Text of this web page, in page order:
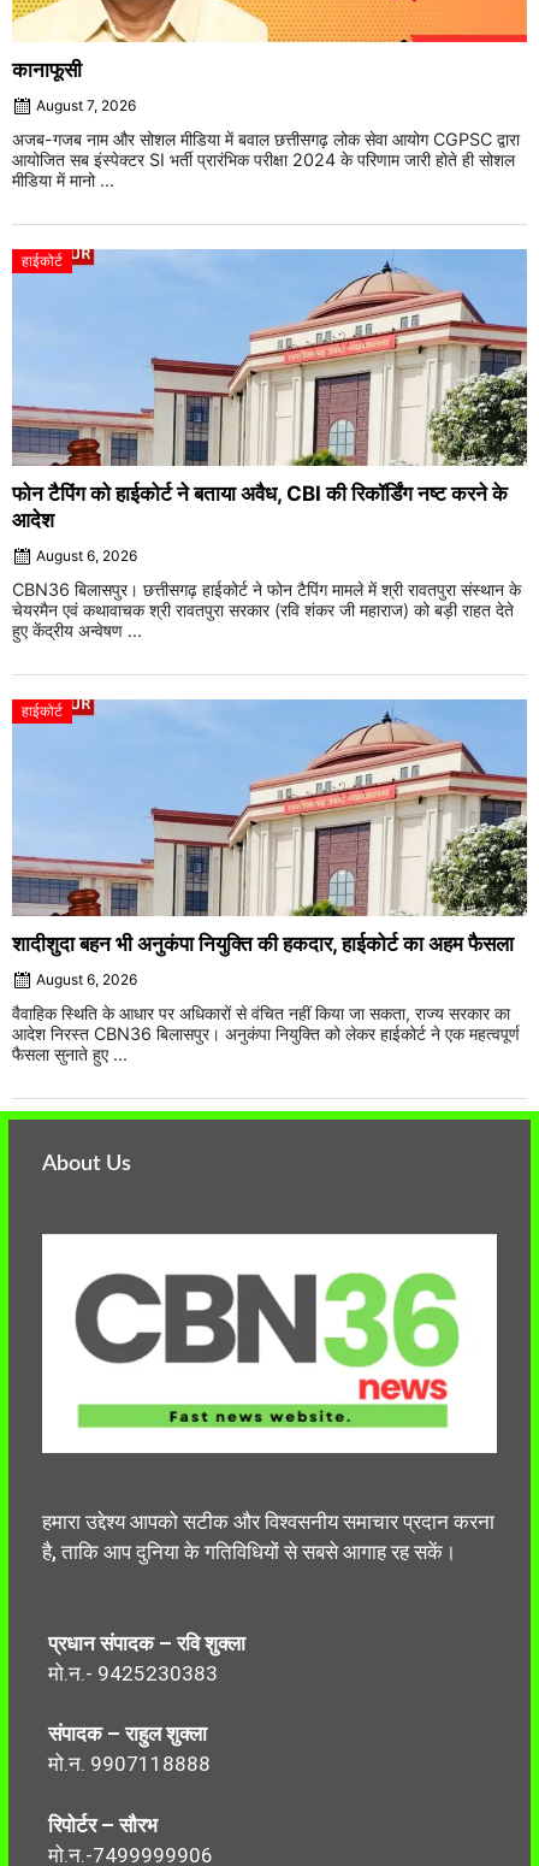
कानाफूसी
August 7, 2026
अजब-गजब नाम और सोशल मीडिया में बवाल छत्तीसगढ़ लोक सेवा आयोग CGPSC द्वारा
आयोजित सब इंस्पेक्टर SI भर्ती प्रारंभिक परीक्षा 2024 के परिणाम जारी होते ही सोशल
मीडिया में मानो ...
हाईकोर्ट
फोन टैपिंग को हाईकोर्ट ने बताया अवैध, CBI की रिकॉर्डिंग नष्ट करने के
आदेश
August 6, 2026
CBN36 बिलासपुर। छत्तीसगढ़ हाईकोर्ट ने फोन टैपिंग मामले में श्री रावतपुरा संस्थान के
चेयरमैन एवं कथावाचक श्री रावतपुरा सरकार (रवि शंकर जी महाराज) को बड़ी राहत देते
हुए केंद्रीय अन्वेषण ...
हाईकोर्ट
शादीशुदा बहन भी अनुकंपा नियुक्ति की हकदार, हाईकोर्ट का अहम फैसला
August 6, 2026
वैवाहिक स्थिति के आधार पर अधिकारों से वंचित नहीं किया जा सकता, राज्य सरकार का
आदेश निरस्त CBN36 बिलासपुर। अनुकंपा नियुक्ति को लेकर हाईकोर्ट ने एक महत्वपूर्ण
फैसला सुनाते हुए ...
About Us
हमारा उद्देश्य आपको सटीक और विश्वसनीय समाचार प्रदान करना
है, ताकि आप दुनिया के गतिविधियों से सबसे आगाह रह सकें।
प्रधान संपादक – रवि शुक्ला
मो.न.- 9425230383
संपादक – राहुल शुक्ला
मो.न. 9907118888
रिपोर्टर – सौरभ
मो.न.-7499999906